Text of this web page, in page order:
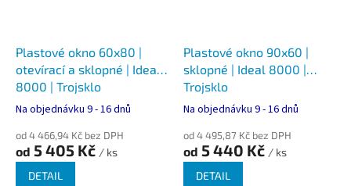
Plastové okno 60x80 |
otevírací a sklopné | Ideal
8000 | Trojsklo
Na objednávku 9 - 16 dnů
od 4 466,94 Kč bez DPH
od 5 405 Kč / ks
DETAIL
Plastové okno 90x60 |
sklopné | Ideal 8000 |
Trojsklo
Na objednávku 9 - 16 dnů
od 4 495,87 Kč bez DPH
od 5 440 Kč / ks
DETAIL